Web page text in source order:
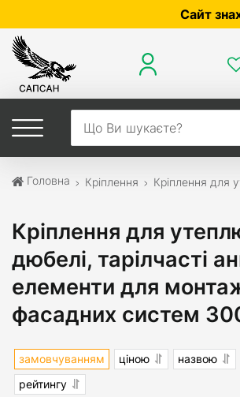
Сайт
Головна Кріплення Кріплення для
Кріплення для
дюбелі, тарілчасті
елементи для
фасадних систем
замовчуванням ціною
назвою
рейтингу